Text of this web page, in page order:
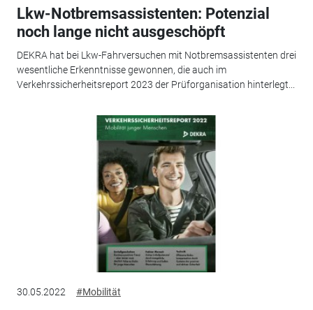
Lkw-Notbremsassistenten: Potenzial
noch lange nicht ausgeschöpft
DEKRA hat bei Lkw-Fahrversuchen mit Notbremsassistenten drei
wesentliche Erkenntnisse gewonnen, die auch im
Verkehrssicherheitsreport 2023 der Prüforganisation hinterlegt...
30.05.2022 #Mobilität